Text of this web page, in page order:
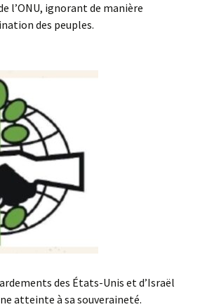
l’ONU, ignorant de manière
des peuples.
des États-Unis et d’Israël
atteinte à sa souveraineté.